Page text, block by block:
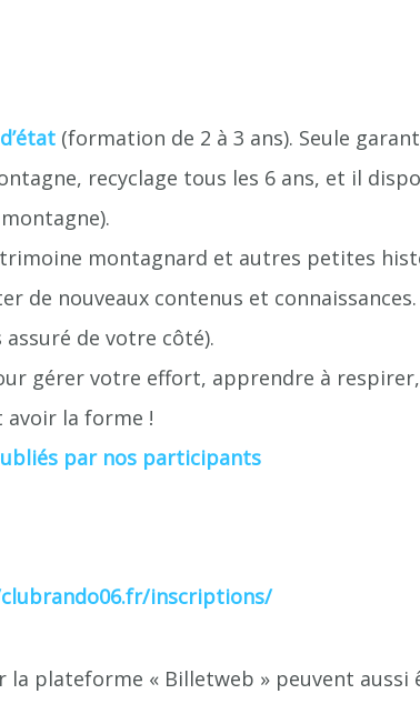
(formation de 2 à 3 ans). Seule
recyclage tous les 6 ans, et il
montagnard et autres petites
de nouveaux contenus et connaissances.
assuré de votre côté).
gérer votre effort, apprendre à
avoir la forme !
par nos participants
inscriptions/
plateforme « Billetweb » peuvent